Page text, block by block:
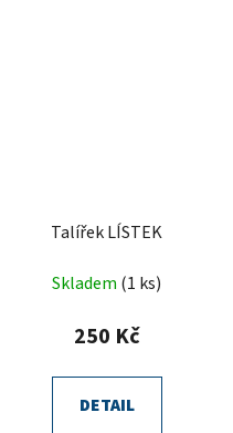
Talířek LÍSTEK
Skladem (1 ks)
250 Kč
DETAIL